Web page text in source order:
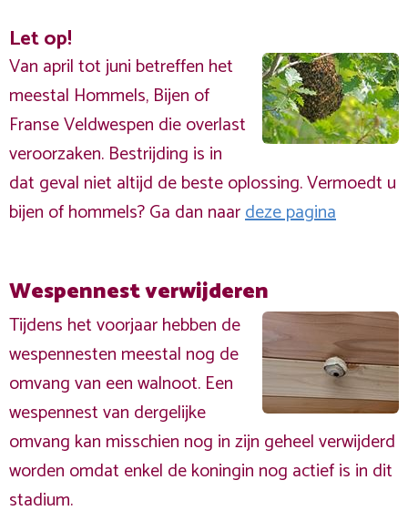
Let op!
Van april tot juni betreffen het
meestal Hommels, Bijen of
Franse Veldwespen die overlast
veroorzaken. Bestrijding is in
dat geval niet altijd de beste oplossing. Vermoedt u
bijen of hommels? Ga dan naardeze pagina
Wespennest verwijderen
Tijdens het voorjaar hebben de
wespennesten meestal nog de
omvang van een walnoot. Een
wespennest van dergelijke
omvang kan misschien nog in zijn geheel verwijderd
worden omdat enkel de koningin nog actief is in dit
stadium.